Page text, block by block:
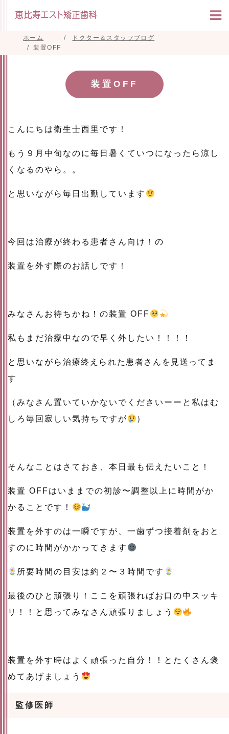
ホーム
ドクター＆スタッフブログ
装置OFF
装置OFF
こんにちは衛生士西里です！
もう９月中旬なのに毎日暑くていつになったら涼し
くなるのやら。。
と思いながら毎日出勤しています
今回は治療が終わる患者さん向け！の
装置を外す際のお話しです！
みなさんお待ちかね！の装置 OFF
私もまだ治療中なので早く外したい！！！！
と思いながら 治療終えられた患者さんを見送ってま
す
（みなさん置いていかないでくださいーーと私はむ
しろ毎回寂しい気持ちですが
）
そんなことはさておき、本日最も伝えたいこと！
装置 OFFはいままでの初診〜調整以上に時間がか
かることです！
装置を外すのは一瞬ですが、一歯ずつ接着剤をおと
すのに時間がかかってきます
所要時間の目安は約２〜３時間です
最後のひと頑張り！ここを頑張ればお口の中スッキ
リ！！と思ってみなさん頑張りましょう
装置を外す時はよく頑張った自分！！とたくさん褒
めてあげましょう
監修医師